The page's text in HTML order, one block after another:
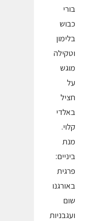
בורי
כבוש
בלימון
וטקילה
מוגש
על
חציל
באלדי
קלוי.
מנת
ביניים:
פרגית
באורגנו
שום
ועגבניות